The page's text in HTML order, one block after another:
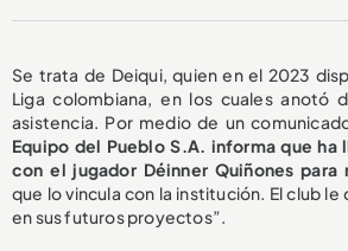
Se trata de Deiqui, quien en el 2023
Liga colombiana, en los cuales anotó
asistencia. Por medio de un
Equipo del Pueblo S.A. informa que ha
con el jugador Déinner Quiñones
que lo vincula con la institución. El club
en sus futuros proyectos”.